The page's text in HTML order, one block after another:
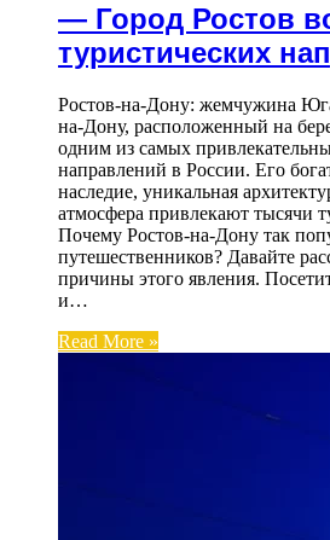
— Город Ростов
туристических
Ростов-на-Дону: жемчужина
на-Дону, расположенный на
одним из самых
направлений в России. Его
наследие, уникальная
атмосфера привлекают тысячи
Почему Ростов-на-Дону так
путешественников? Давайте
причины этого явления.
и…
Read More »